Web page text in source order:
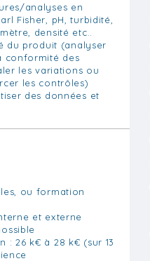
analyses en
Fisher, pH, turbidité,
densité etc..
du produit (analyser
conformité des
les variations ou
les contrôles)
des données et
ou formation
et externe
: 26 k€ à 28 k€ (sur 13